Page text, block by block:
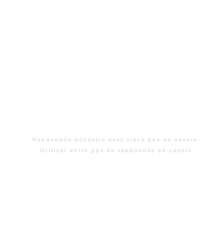
Randonnée pédestre avec trace gps en savoie.
Utiliser votre gps de randonnée en savoie